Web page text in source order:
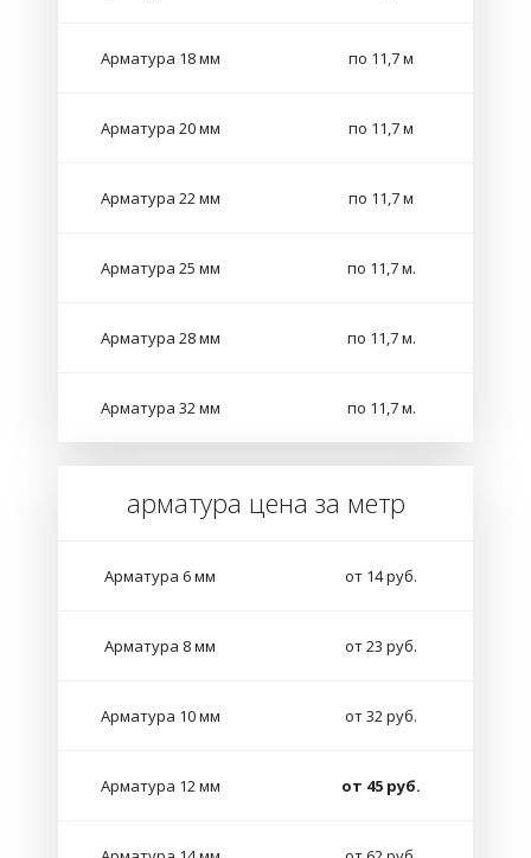
Арматура 18 мм по 11,7 м
Арматура 20 мм по 11,7 м
Арматура 22 мм по 11,7 м
Арматура 25 мм по 11,7 м.
Арматура 28 мм по 11,7 м.
Арматура 32 мм по 11,7 м.
арматура цена за метр
Арматура 6 мм от 14 руб.
Арматура 8 мм от 23 руб.
Арматура 10 мм от 32 руб.
Арматура 12 мм от 45 руб.